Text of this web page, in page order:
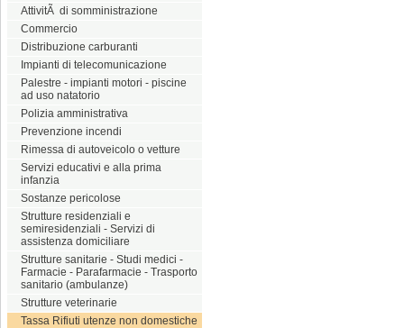
AttivitÃ di somministrazione
Commercio
Distribuzione carburanti
Impianti di telecomunicazione
Palestre - impianti motori - piscine
ad uso natatorio
Polizia amministrativa
Prevenzione incendi
Rimessa di autoveicolo o vetture
Servizi educativi e alla prima
infanzia
Sostanze pericolose
Strutture residenziali e
semiresidenziali - Servizi di
assistenza domiciliare
Strutture sanitarie - Studi medici -
Farmacie - Parafarmacie - Trasporto
sanitario (ambulanze)
Strutture veterinarie
Tassa Rifiuti utenze non domestiche